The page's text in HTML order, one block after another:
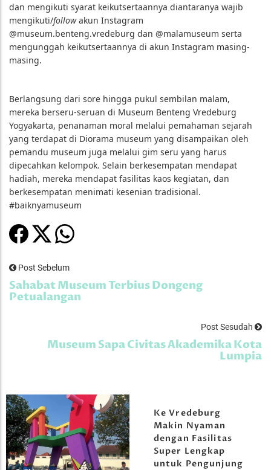
dan mengikuti syarat keikutsertaannya diantaranya wajib
mengikuti/followakun Instagram
@museum.benteng.vredeburg dan @malamuseum serta
mengunggah keikutsertaannya di akun Instagram masing-
masing.
Berlangsung dari sore hingga pukul sembilan malam,
mereka berseru-seruan di Museum Benteng Vredeburg
Yogyakarta, penanaman moral melalui pemahaman sejarah
yang terdapat di Diorama museum yang disampaikan oleh
pemandu museum juga melalui gim seru yang harus
dipecahkan kelompok. Selain berkesempatan mendapat
hadiah, mereka mendapat fasilitas kaos kegiatan, dan
berkesempatan menimati kesenian tradisional.
#baiknyamuseum
Post Sebelum
Sahabat Museum Terbius Dongeng
Petualangan
Post Sesudah
Museum Sapa Civitas Akademika Kota
Lumpia
Ke Vredeburg
Makin Nyaman
dengan Fasilitas
Super Lengkap
untuk Pengunjung